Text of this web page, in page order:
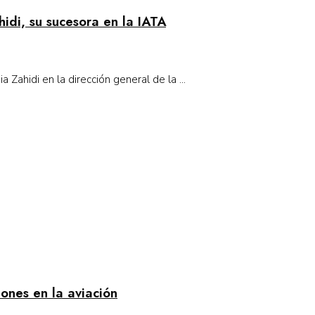
su sucesora en la IATA
Zahidi en la dirección general de la ...
en la aviación